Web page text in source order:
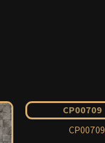
CP00709